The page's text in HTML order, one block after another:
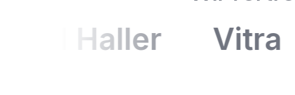
Haller Vitra